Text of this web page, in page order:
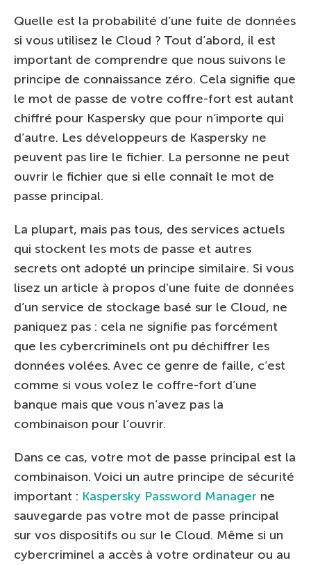
Quelle est la probabilité d’une fuite de données
si vous utilisez le Cloud ? Tout d’abord, il est
important de comprendre que nous suivons le
principe de connaissance zéro. Cela signifie que
le mot de passe de votre coffre-fort est autant
chiffré pour Kaspersky que pour n’importe qui
d’autre. Les développeurs de Kaspersky ne
peuvent pas lire le fichier. La personne ne peut
ouvrir le fichier que si elle connaît le mot de
passe principal.
La plupart, mais pas tous, des services actuels
qui stockent les mots de passe et autres
secrets ont adopté un principe similaire. Si vous
lisez un article à propos d’une fuite de données
d’un service de stockage basé sur le Cloud, ne
paniquez pas : cela ne signifie pas forcément
que les cybercriminels ont pu déchiffrer les
données volées. Avec ce genre de faille, c’est
comme si vous volez le coffre-fort d’une
banque mais que vous n’avez pas la
combinaison pour l’ouvrir.
Dans ce cas, votre mot de passe principal est la
combinaison. Voici un autre principe de sécurité
important : Kaspersky Password Manager ne
sauvegarde pas votre mot de passe principal
sur vos dispositifs ou sur le Cloud. Même si un
cybercriminel a accès à votre ordinateur ou au